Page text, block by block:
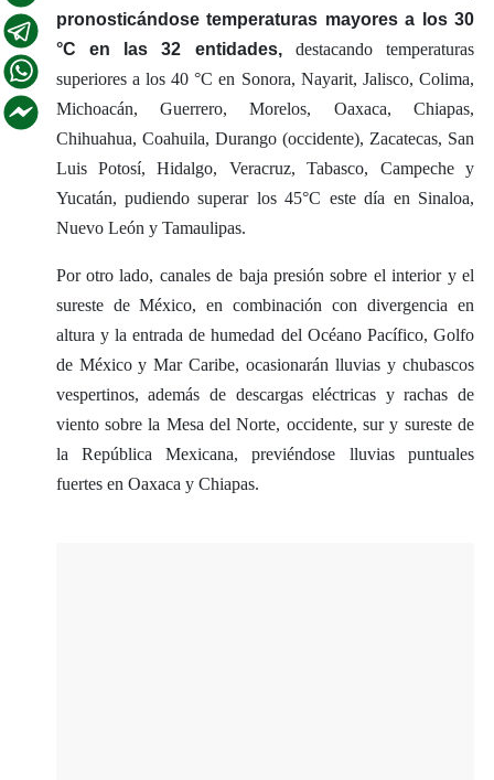
pronosticándose temperaturas mayores a los 30
°C en las 32 entidades,destacando temperaturas
superiores a los 40 °C en Sonora, Nayarit, Jalisco, Colima,
Michoacán, Guerrero, Morelos, Oaxaca, Chiapas,
Chihuahua, Coahuila, Durango (occidente), Zacatecas, San
Luis Potosí, Hidalgo, Veracruz, Tabasco, Campeche y
Yucatán, pudiendo superar los 45°C este día en Sinaloa,
Nuevo León y Tamaulipas.
Por otro lado, canales de baja presión sobre el interior y el
sureste de México, en combinación con divergencia en
altura y la entrada de humedad del Océano Pacífico, Golfo
de México y Mar Caribe, ocasionarán lluvias y chubascos
vespertinos, además de descargas eléctricas y rachas de
viento sobre la Mesa del Norte, occidente, sur y sureste de
la República Mexicana, previéndose lluvias puntuales
fuertes en Oaxaca y Chiapas.